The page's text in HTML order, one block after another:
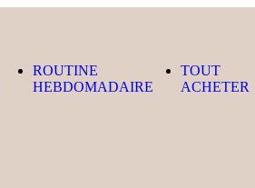
ROUTINE
HEBDOMADAIRE
TOUT
ACHETER